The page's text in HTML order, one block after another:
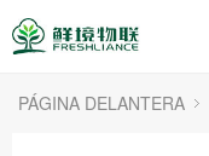
PÁGINA DELANTERA